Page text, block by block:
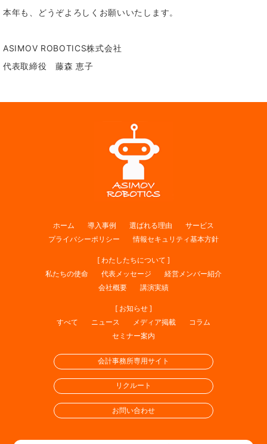
本年も、どうぞよろしくお願いいたします。
ASIMOV ROBOTICS株式会社
代表取締役 藤森 恵子
ホーム 導入事例 選ばれる理由
サービス
プライバシーポリシー
情報セキュリティ基本方針
[ わたしたちについて ]
私たちの使命
代表メッセージ
経営メンバー紹介
会社概要
講演実績
[ お知らせ ]
すべて
ニュース メディア掲載
コラム
セミナー案内
会計事務所専用サイト
リクルート
お問い合わせ